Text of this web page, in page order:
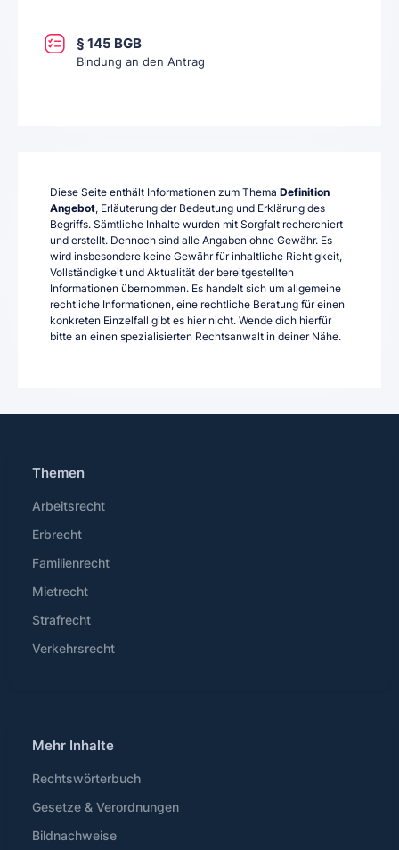
§ 145 BGB
Bindung an den Antrag
Diese Seite enthält Informationen zum Thema Definition
Angebot, Erläuterung der Bedeutung und Erklärung des
Begriffs. Sämtliche Inhalte wurden mit Sorgfalt recherchiert
und erstellt. Dennoch sind alle Angaben ohne Gewähr. Es
wird insbesondere keine Gewähr für inhaltliche Richtigkeit,
Vollständigkeit und Aktualität der bereitgestellten
Informationen übernommen. Es handelt sich um allgemeine
rechtliche Informationen, eine rechtliche Beratung für einen
konkreten Einzelfall gibt es hier nicht. Wende dich hierfür
bitte an einen spezialisierten Rechtsanwalt in deiner Nähe.
Themen
Arbeitsrecht
Erbrecht
Familienrecht
Mietrecht
Strafrecht
Verkehrsrecht
Mehr Inhalte
Rechtswörterbuch
Gesetze & Verordnungen
Bildnachweise